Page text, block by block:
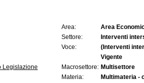
Area:
Area
Settore:
Interventi
Voce:
(Interventi
Vigente
Legislazione
Macrosettore: Multisettore
Materia:
Multimateria -